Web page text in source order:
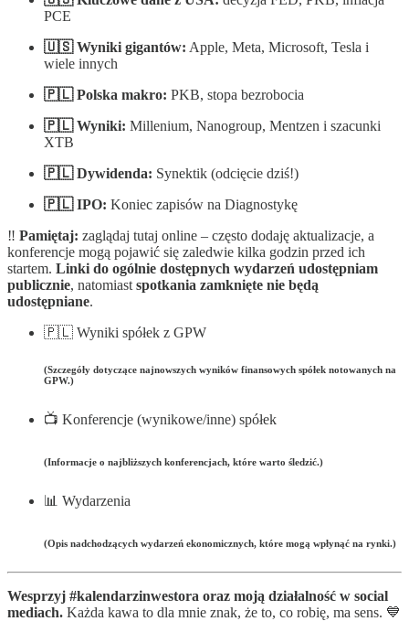
PCE
🇺🇸 Wyniki gigantów: Apple, Meta, Microsoft, Tesla i
wiele innych
🇵🇱 Polska makro: PKB, stopa bezrobocia
🇵🇱 Wyniki: Millenium, Nanogroup, Mentzen i szacunki
XTB
🇵🇱 Dywidenda: Synektik (odcięcie dziś!)
🇵🇱 IPO: Koniec zapisów na Diagnostykę
‼️ Pamiętaj: zaglądaj tutaj online – często dodaję aktualizacje, a
konferencje mogą pojawić się zaledwie kilka godzin przed ich
startem. Linki do ogólnie dostępnych wydarzeń udostępniam
publicznie, natomiast spotkania zamknięte nie będą
udostępniane.
🇵🇱 Wyniki spółek z GPW
(Szczegóły dotyczące najnowszych wyników finansowych spółek notowanych na
GPW.)
📺 Konferencje (wynikowe/inne) spółek
(Informacje o najbliższych konferencjach, które warto śledzić.)
📊 Wydarzenia
(Opis nadchodzących wydarzeń ekonomicznych, które mogą wpłynąć na rynki.)
Wesprzyj #kalendarzinwestora oraz moją działalność w social
mediach. Każda kawa to dla mnie znak, że to, co robię, ma sens. 💙